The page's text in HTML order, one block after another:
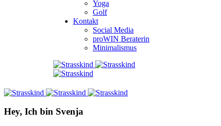
Yoga
Golf
Kontakt
Social Media
proWIN Beraterin
Minimalismus
Hey, Ich bin Svenja